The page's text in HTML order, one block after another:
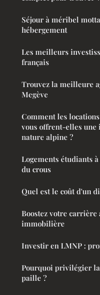
Séjour à méribel
hébergement
Les meilleurs
français
Trouvez la meilleure
Megève
Comment les
vous offrent-elles une
nature alpine ?
Logements étudiants
du crous
Quel est le coût d'un
Boostez votre carrière
immobilière
Investir en LMNP :
Pourquoi privilégier
paille ?